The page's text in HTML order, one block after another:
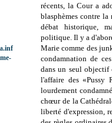
récents, la Cour a
blasphèmes contre
débat historique,
politique.Il y a
Marie comme des
condamnation de
dans un seul
l'affaire des «Pussy
lourdement
chœur de la
liberté d'expression,